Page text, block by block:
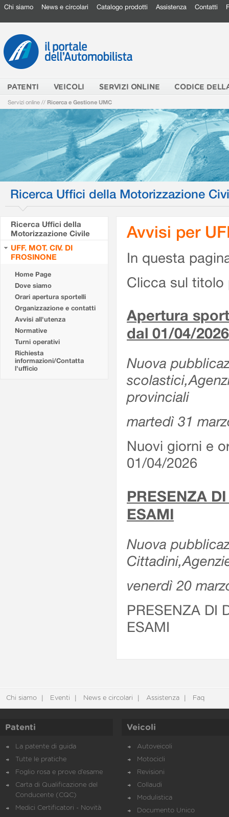
Chi siamo News e circolari Catalogo prodotti Assistenza Contatti
PATENTI VEICOLI SERVIZI ONLINE CODICE
Servizi online // Ricerca e Gestione UMC
Ricerca Uffici della Motorizzazione
Ricerca Uffici della
Motorizzazione Civile
UFF. MOT. CIV. DI
FROSINONE
Home Page
Dove siamo
Orari apertura sportelli
Organizzazione e contatti
Avvisi all'utenza
Normative
Turni operativi
Richiesta
informazioni/Contatta
l'ufficio
Avvisi per
In questa
Clicca sul titolo
Apertura
dal 01/04/2026
Nuova
provinciali
martedì 31
Nuovi giorni e
01/04/2026
PRESENZA
ESAMI
Nuova
venerdì 20
PRESENZA DI
ESAMI
Chi siamo Eventi News e circolari Assistenza Faq
Patenti
La patente di guida
Tutte le pratiche
Foglio rosa e prove d’esame
Carta di Qualificazione del
Conducente (CQC)
Medici Certificatori - Novità
Veicoli
Autoveicoli
Motocicli
Revisioni
Collaudi
Modulistica
Documento Unico